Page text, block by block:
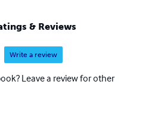
& Reviews
Write a review
Leave a review for other